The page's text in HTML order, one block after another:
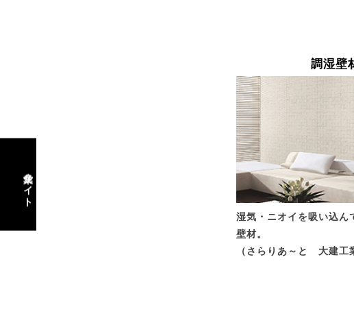
企業サイト
調湿壁
湿気・ニオイを吸い込ん
壁材。
（さらりあ～と 大建工